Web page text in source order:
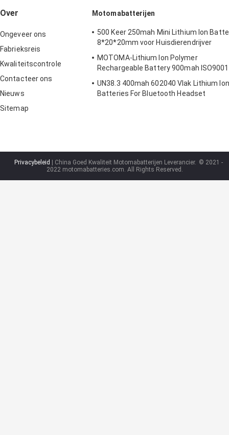
Over
Ongeveer ons
Fabrieksreis
Kwaliteitscontrole
Contacteer ons
Nieuws
Sitemap
Motomabatterijen
500 Keer 250mah Mini Lithium Ion
8*20*20mm voor Huisdierendrijver
MOTOMA-Lithium Ion Polymer
Rechargeable Battery 900mah ISO9001
UN38.3 400mah 602040 Vlak Lithium Ion
Batteries For Bluetooth Headset
Privacybeleid | China Goed Kwaliteit Motomabatterijen Leverancier. © 2021 -
2022 motomabatteries.com. All Rights Reserved.